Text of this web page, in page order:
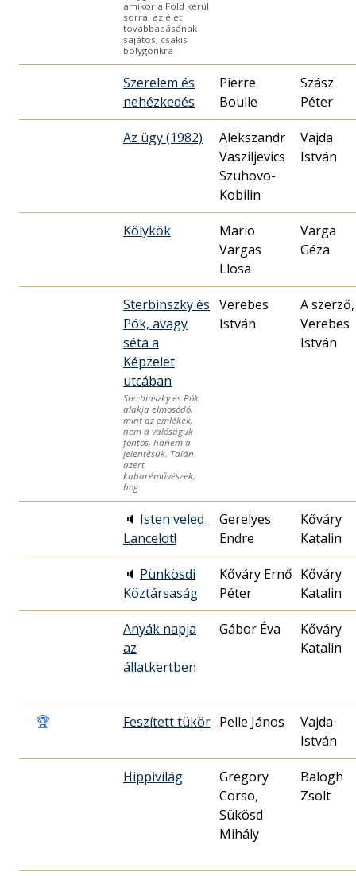
amikor a Föld kerül
sorra, az élet
továbbadásának
sajátos, csakis
bolygónkra
Szerelem és
nehézkedés
Pierre
Boulle
Szász
Péter
Az ügy (1982)
Alekszandr
Vasziljevics
Szuhovo-
Kobilin
Vajda
István
Kölykök
Mario
Vargas
Llosa
Varga
Géza
Sterbinszky és
Pók, avagy
séta a
Képzelet
utcában
Sterbinszky és Pók
alakja elmosódó,
mint az emlékek,
nem a valóságuk
fontos, hanem a
jelentésük. Talán
azért
kabaréművészek,
hog
Verebes
István
A szerző,
Verebes
István
🔈 Isten veled
Lancelot!
Gerelyes
Endre
Kőváry
Katalin
🔈 Pünkösdi
Köztársaság
Kőváry Ernő
Péter
Kőváry
Katalin
Anyák napja
az
állatkertben
Gábor Éva
Kőváry
Katalin
🏆 Feszített tükör Pelle János
Vajda
István
Hippivilág
Gregory
Corso,
Sükösd
Mihály
Balogh
Zsolt